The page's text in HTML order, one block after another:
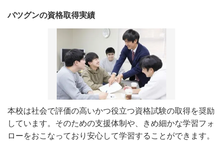
バツグンの資格取得実績
本校は社会で評価の高いかつ役立つ資格試験の取得を奨励
しています。そのための支援体制や、きめ細かな学習フォ
ローをおこなっており安心して学習することができます。